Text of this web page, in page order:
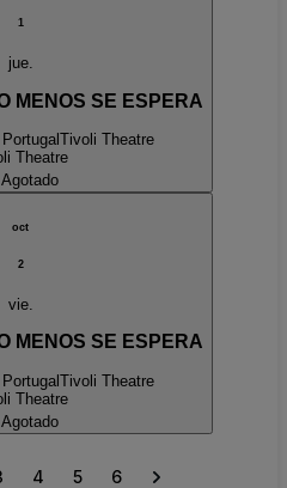
1
jue.
MENOS SE ESPERA
Tivoli Theatre
Theatre
Agotado
oct
2
vie.
MENOS SE ESPERA
Tivoli Theatre
Theatre
Agotado
4 5 6